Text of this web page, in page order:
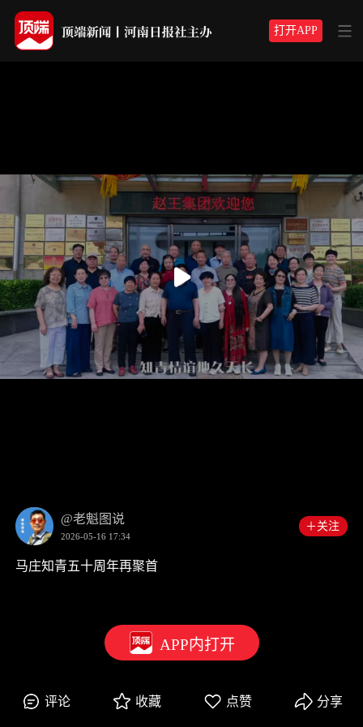
打开APP
00:00@老魁图说
2026-05-16 17:34
＋关注
马庄知青五十周年再聚首
评论 收藏 点赞 分享
APP内打开